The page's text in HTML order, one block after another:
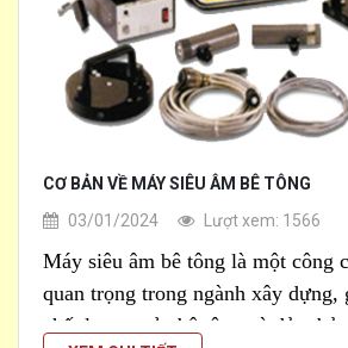
CƠ BẢN VỀ MÁY SIÊU ÂM BÊ TÔNG
03/01/2024
Lượt xem: 1566
Máy siêu âm bê tông là một công
quan trọng trong ngành xây dựng,
chất lượng của bê tông và đảm